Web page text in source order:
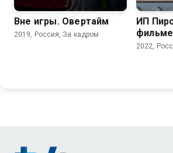
Вне игры. Овертайм
2019, Россия, За кадром
ИП
фильме
2022,